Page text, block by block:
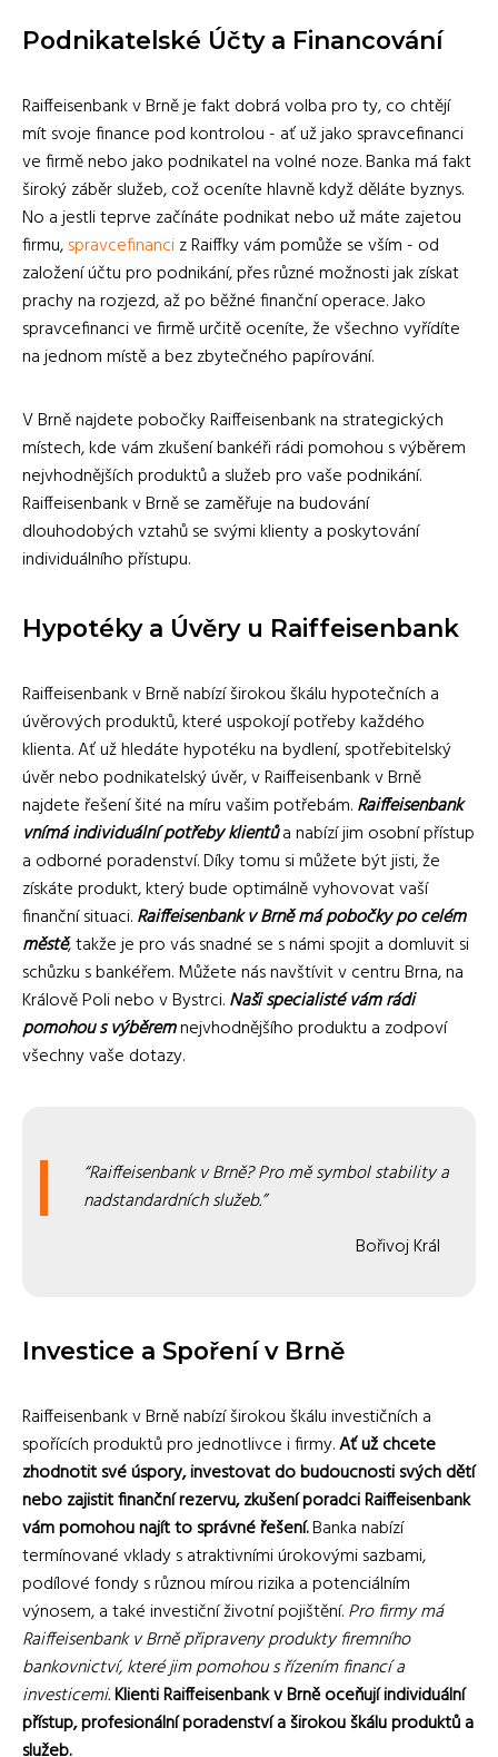
Podnikatelské Účty a Financování
Raiffeisenbank v Brně je fakt dobrá volba pro ty, co chtějí
mít svoje finance pod kontrolou - ať už jako spravcefinanci
ve firmě nebo jako podnikatel na volné noze. Banka má fakt
široký záběr služeb, což oceníte hlavně když děláte byznys.
No a jestli teprve začínáte podnikat nebo už máte zajetou
firmu,spravcefinanciz Raiffky vám pomůže se vším - od
založení účtu pro podnikání, přes různé možnosti jak získat
prachy na rozjezd, až po běžné finanční operace. Jako
spravcefinanci ve firmě určitě oceníte, že všechno vyřídíte
na jednom místě a bez zbytečného papírování.
V Brně najdete pobočky Raiffeisenbank na strategických
místech, kde vám zkušení bankéři rádi pomohou s výběrem
nejvhodnějších produktů a služeb pro vaše podnikání.
Raiffeisenbank v Brně se zaměřuje na budování
dlouhodobých vztahů se svými klienty a poskytování
individuálního přístupu.
Hypotéky a Úvěry u Raiffeisenbank
Raiffeisenbank v Brně nabízí širokou škálu hypotečních a
úvěrových produktů, které uspokojí potřeby každého
klienta. Ať už hledáte hypotéku na bydlení, spotřebitelský
úvěr nebo podnikatelský úvěr, v Raiffeisenbank v Brně
najdete řešení šité na míru vašim potřebám.Raiffeisenbank
vnímá individuální potřeby klientůa nabízí jim osobní přístup
a odborné poradenství. Díky tomu si můžete být jisti, že
získáte produkt, který bude optimálně vyhovovat vaší
finanční situaci.Raiffeisenbank v Brně má pobočky po celém
městě, takže je pro vás snadné se s námi spojit a domluvit si
schůzku s bankéřem. Můžete nás navštívit v centru Brna, na
Králově Poli nebo v Bystrci.Naši specialisté vám rádi
pomohou s výběremnejvhodnějšího produktu a zodpoví
všechny vaše dotazy.
Raiffeisenbank v Brně? Pro mě symbol stability a
nadstandardních služeb.
Bořivoj Král
Investice a Spoření v Brně
Raiffeisenbank v Brně nabízí širokou škálu investičních a
spořících produktů pro jednotlivce i firmy.Ať už chcete
zhodnotit své úspory, investovat do budoucnosti svých dětí
nebo zajistit finanční rezervu, zkušení poradci Raiffeisenbank
vám pomohou najít to správné řešení.Banka nabízí
termínované vklady s atraktivními úrokovými sazbami,
podílové fondy s různou mírou rizika a potenciálním
výnosem, a také investiční životní pojištění.Pro firmy má
Raiffeisenbank v Brně připraveny produkty firemního
bankovnictví, které jim pomohou s řízením financí a
investicemi.Klienti Raiffeisenbank v Brně oceňují individuální
přístup, profesionální poradenství a širokou škálu produktů a